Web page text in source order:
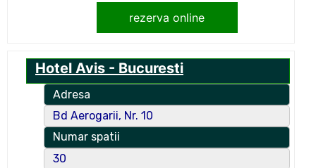
rezerva online
Hotel Avis - Bucuresti
Adresa
Bd Aerogarii, Nr. 10
Numar spatii
30